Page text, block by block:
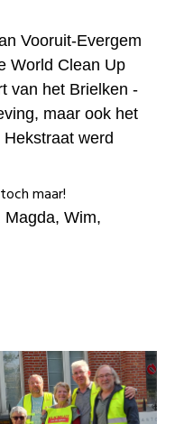
Vooruit-Evergem
World Clean Up
van het Brielken -
maar ook het
werd
maar!
Magda, Wim,